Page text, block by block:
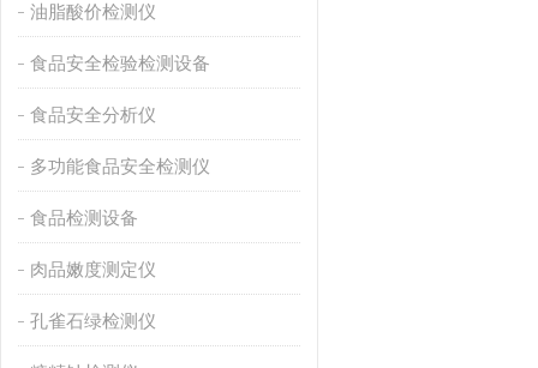
油脂酸价检测仪
食品安全检验检测设备
食品安全分析仪
多功能食品安全检测仪
食品检测设备
肉品嫩度测定仪
孔雀石绿检测仪